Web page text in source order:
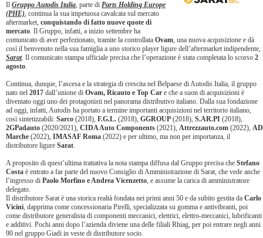
Il Gruppo Autodis Italia, parte di Parts Holding Europe
(PHE), continua la sua impetuosa cavalcata sul mercato
aftermarket, conquistando di fatto nuove quote di
mercato. Il Gruppo, infatti, a inizio settembre ha
comunicato di aver perfezionato, tramite la controllata Ovam, una nuova acquisizione e dà
così il benvenuto nella sua famiglia a uno storico player ligure dell’aftermarket indipendente,
Sarat. Il comunicato stampa ufficiale precisa che l’operazione è stata completata lo scorso 2
agosto.
Continua, dunque, l’ascesa e la strategia di crescita nel Belpaese di Autodis Italia, il gruppo
nato nel 2017 dall’unione di Ovam, Ricauto e Top Car e che a suon di acquisizioni è
diventato oggi uno dei protagonisti nel panorama distributivo italiano. Dalla sua fondazione
ad oggi, infatti, Autodis ha portato a termine importanti acquisizioni nel territorio italiano,
così sintetizzabili: Sarco (2018), F.G.L. (2018), GGROUP (2018), S.AR.PI (2018),
2GPadauto (2020/2021), CIDA Auto Components (2021), Attrezzauto.com (2022), AD
Marche (2022), IMASAF Roma (2022) e per ultimo, ma non per importanza, il
distributore ligure Sarat.
A proposito di quest’ultima trattativa la nota stampa diffusa dal Gruppo precisa che Stefano
Costa è entrato a far parte del nuovo Consiglio di Amministrazione di Sarat, che vede anche
l’ingresso di Paolo Morfino e Andrea Vicenzetto, e assume la carica di amministratore
delegato.
Il distributore Sarat è una storica realtà fondata nei primi anni 50 e da subito gestita da Carlo
Vicini, dapprima come concessionaria Pirelli, specializzata su gomma e antivibranti, poi
come distributore generalista di componenti meccanici, elettrici, elettro-meccanici, lubrificanti
e additivi. Pochi anni dopo l’azienda diviene una delle filiali Rhiag, per poi entrare negli anni
90 nel gruppo Giadi in veste di distributore socio.